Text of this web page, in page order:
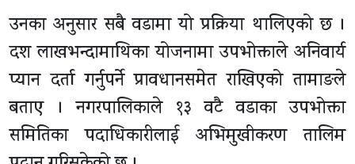
उनका अनुसार सबै वडामा यो प्रक्रिया थालिएको छ ।
दश लाखभन्दामाथिका योजनामा उपभोक्ताले अनिवार्य
प्यान दर्ता गर्नुपर्ने प्रावधानसमेत राखिएको तामाङले
बताए । नगरपालिकाले १३ वटै वडाका उपभोक्ता
समितिका पदाधिकारीलाई अभिमुखीकरण तालिम